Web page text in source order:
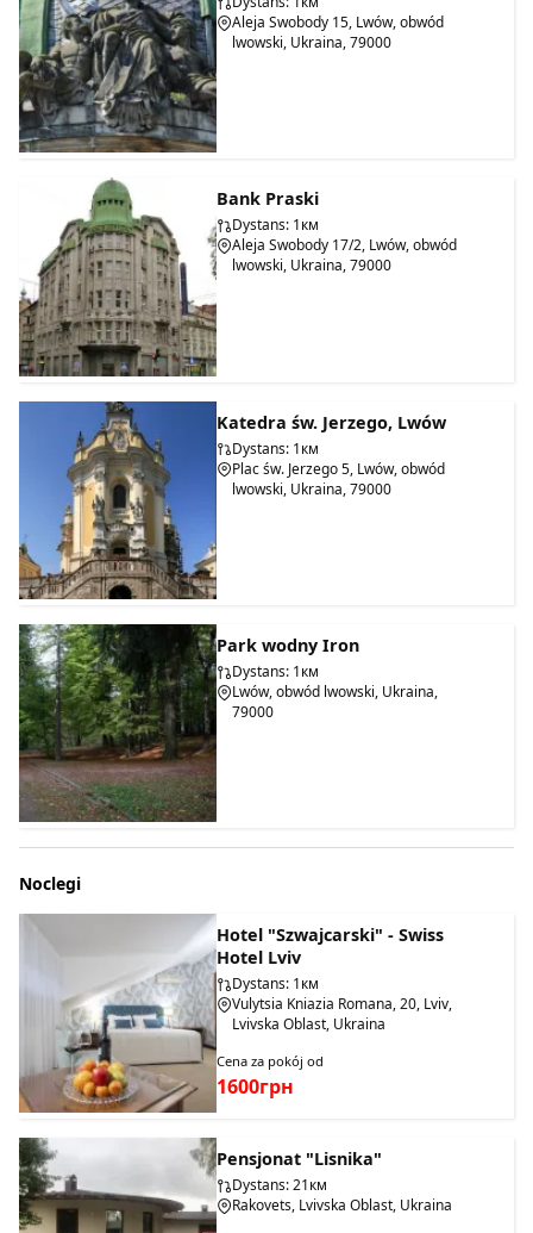
Aleja Swobody 15, Lwów, obwód
lwowski, Ukraina, 79000
Bank Praski
Dystans: 1км
Aleja Swobody 17/2, Lwów, obwód
lwowski, Ukraina, 79000
Katedra św. Jerzego, Lwów
Dystans: 1км
Plac św. Jerzego 5, Lwów, obwód
lwowski, Ukraina, 79000
Park wodny Iron
Dystans: 1км
Lwów, obwód lwowski, Ukraina,
79000
Noclegi
Hotel "Szwajcarski" - Swiss
Hotel Lviv
Dystans: 1км
Vulytsia Kniazia Romana, 20, Lviv,
Lvivska Oblast, Ukraina
Cena za pokój od
1600грн
Pensjonat "Lisnika"
Dystans: 21км
Rakovets, Lvivska Oblast, Ukraina